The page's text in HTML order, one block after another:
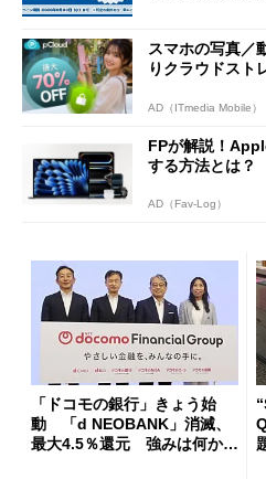
スマホの写真／
りクラウドスト
AD（ITmedia Mobile）
FPが解説！
する方法とは？
AD（Fav-Log）
「ドコモの銀行」きょう始
動 「d NEOBANK」消滅、
最大4.5％還元 強みは何か解